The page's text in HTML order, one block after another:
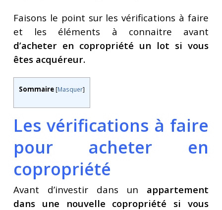
Faisons le point sur les vérifications à faire
et les éléments à connaitre avant
d’acheter en copropriété un lot si vous
êtes acquéreur.
Sommaire [Masquer]
Les vérifications à faire
pour acheter en
copropriété
Avant d’investir dans un appartement
dans une nouvelle copropriété si vous